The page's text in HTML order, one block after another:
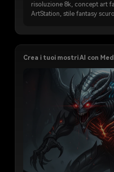
risoluzione 8k, concept art
ArtStation, stile fantasy
Crea i tuoi mostri AI con